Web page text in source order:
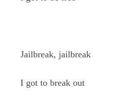
Jailbreak, jailbreak
I got to break out